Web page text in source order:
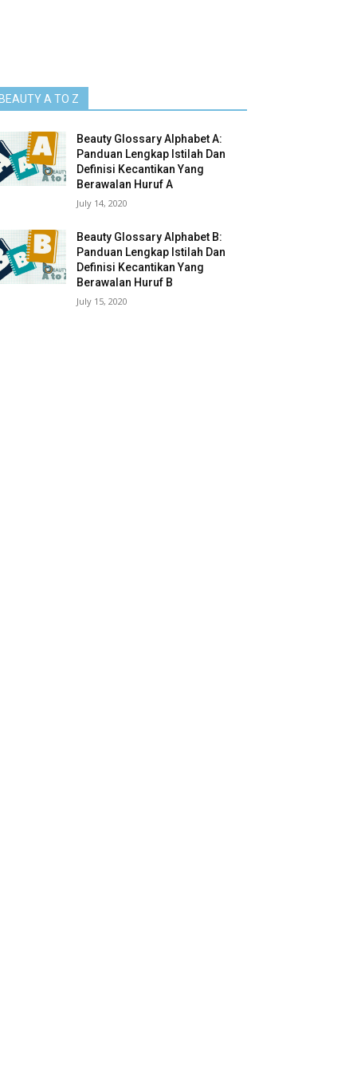
BEAUTY A TO Z
Beauty Glossary Alphabet A:
Panduan Lengkap Istilah Dan
Definisi Kecantikan Yang
Berawalan Huruf A
July 14, 2020
Beauty Glossary Alphabet B:
Panduan Lengkap Istilah Dan
Definisi Kecantikan Yang
Berawalan Huruf B
July 15, 2020